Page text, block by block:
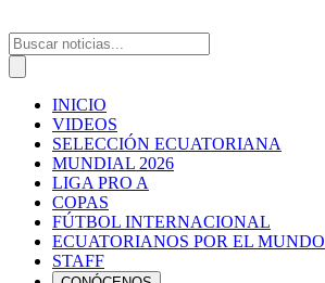
INICIO
VIDEOS
SELECCIÓN ECUATORIANA
MUNDIAL 2026
LIGA PRO A
COPAS
FÚTBOL INTERNACIONAL
ECUATORIANOS POR EL MUNDO
STAFF